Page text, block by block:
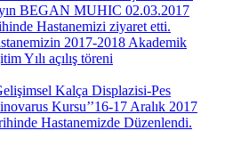
BEGAN MUHIC 02.03.2017
Hastanemizi ziyaret etti.
2017-2018 Akademik
Yılı açılış töreni
Kalça Displazisi-Pes
Kursu’’16-17 Aralık 2017
Hastanemizde Düzenlendi.